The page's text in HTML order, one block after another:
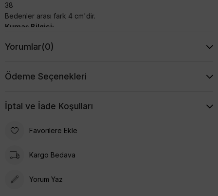
38
Bedenler arası fark 4 cm'dir.
Kumaş Bilgisi:
Modelin Ölçüleri:
Yorumlar(0)
Ödeme Seçenekleri
İptal ve İade Koşulları
Favorilere Ekle
Kargo Bedava
Yorum Yaz